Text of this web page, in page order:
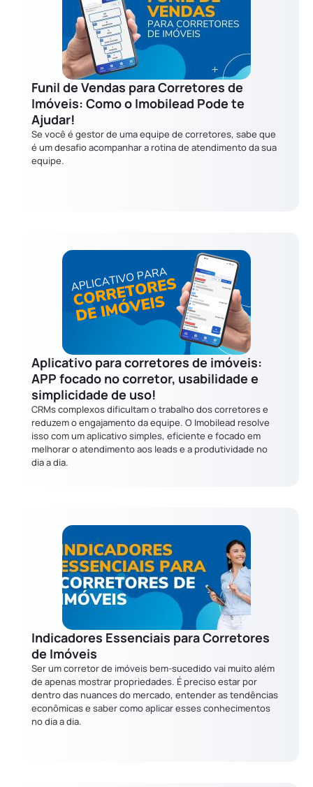
Funil de Vendas para Corretores de
Imóveis: Como o Imobilead Pode te
Ajudar!
Se você é gestor de uma equipe de corretores, sabe que
é um desafio acompanhar a rotina de atendimento da sua
equipe.
Aplicativo para corretores de imóveis:
APP focado no corretor, usabilidade e
simplicidade de uso!
CRMs complexos dificultam o trabalho dos corretores e
reduzem o engajamento da equipe. O Imobilead resolve
isso com um aplicativo simples, eficiente e focado em
melhorar o atendimento aos leads e a produtividade no
dia a dia.
Indicadores Essenciais para Corretores
de Imóveis
Ser um corretor de imóveis bem-sucedido vai muito além
de apenas mostrar propriedades. É preciso estar por
dentro das nuances do mercado, entender as tendências
econômicas e saber como aplicar esses conhecimentos
no dia a dia.